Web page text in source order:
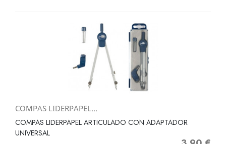
COMPAS LIDERPAPEL...
COMPAS LIDERPAPEL ARTICULADO CON ADAPTADOR
UNIVERSAL